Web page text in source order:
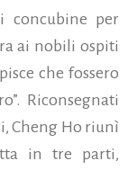
concubine per
ai nobili ospiti
che fossero
Riconsegnati
Cheng Ho riunì
in tre parti,